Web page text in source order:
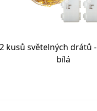
kusů světelných drátů
bílá